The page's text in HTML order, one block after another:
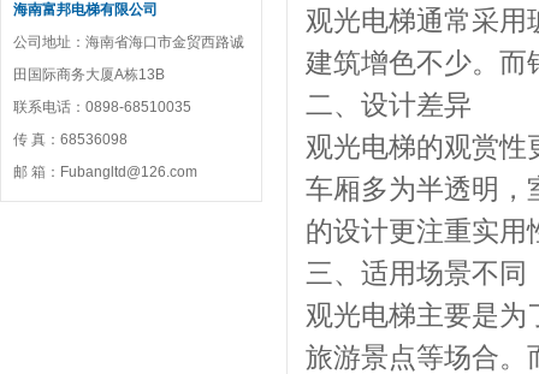
海南富邦电梯有限公司
公司地址：海南省海口市金贸西路诚
田国际商务大厦A栋13B
联系电话：0898-68510035
传 真：68536098
邮 箱：Fubangltd@126.com
观光电梯通常采用
建筑增色不少。而
二、设计差异
观光电梯的观赏性
车厢多为半透明，
的设计更注重实用
三、适用场景不同
观光电梯主要是为
旅游景点等场合。